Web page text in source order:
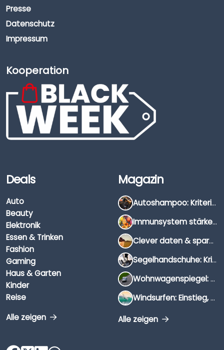
Presse
Datenschutz
Impressum
Kooperation
Deals
Auto
Beauty
Elektronik
Essen & Trinken
Fashion
Gaming
Haus & Garten
Kinder
Reise
Alle zeigen
Magazin
Autoshampoo: Kriterien, Unterschiede & Anwendung
Immunsystem stärken: Hausmittel, Vitamine & Wissenswertes
Clever daten & sparen: So findest du die besten Deals für Dates und Unternehmungen
Segelhandschuhe: Kriterien, Materialien & Tipps
Wohnwagenspiegel: Auswahl, Preise & Montage
Windsurfen: Einstieg, Ausrüstung & Tipps
Alle zeigen